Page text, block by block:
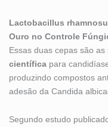
Lactobacillus
Ouro no Controle
Essas duas cepas são as
científica para
produzindo compostos
adesão da Candida
Segundo estudo